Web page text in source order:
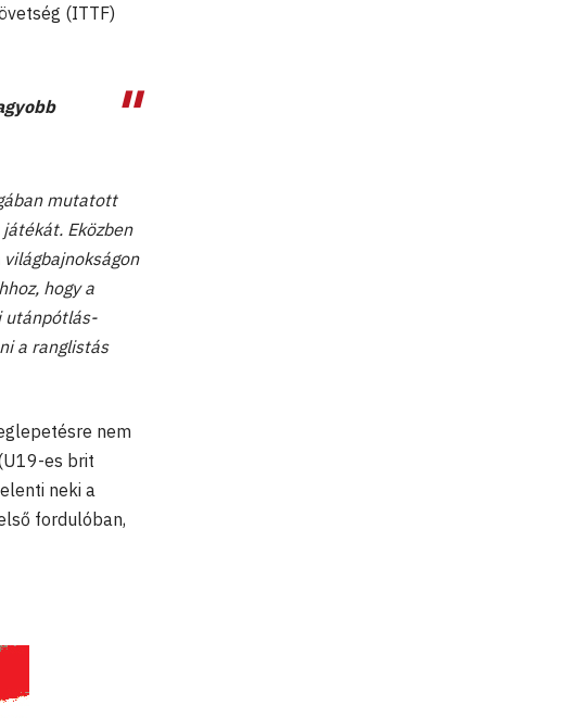
(ITTF)
mutatott
Eközben
hogy a
utánpótlás-
a ranglistás
nem
es brit
neki a
fordulóban,